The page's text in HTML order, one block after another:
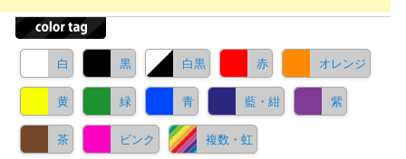
白 黒 白黒 赤 オレンジ
黄 緑 青 藍・紺 紫
茶 ピンク 複数・虹